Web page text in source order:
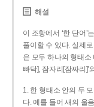
해설
이 조항에서 ‘한 단어’
풀이할 수 있다. 실제
은 모두 하나의 형태소
빠닥], 잠자리[잠짜리
1. 한 형태소 안의 두
다. 예를 들어 새의 울